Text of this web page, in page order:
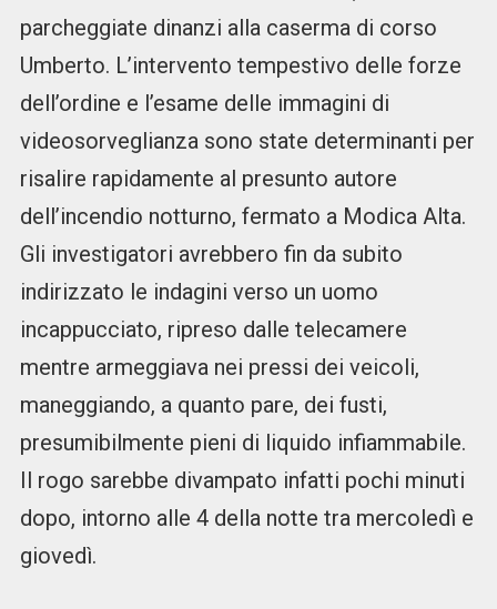
parcheggiate dinanzi alla caserma di corso
Umberto. L’intervento tempestivo delle forze
dell’ordine e l’esame delle immagini di
videosorveglianza sono state determinanti per
risalire rapidamente al presunto autore
dell’incendio notturno, fermato a Modica Alta.
Gli investigatori avrebbero fin da subito
indirizzato le indagini verso un uomo
incappucciato, ripreso dalle telecamere
mentre armeggiava nei pressi dei veicoli,
maneggiando, a quanto pare, dei fusti,
presumibilmente pieni di liquido infiammabile.
Il rogo sarebbe divampato infatti pochi minuti
dopo, intorno alle 4 della notte tra mercoledì e
giovedì.